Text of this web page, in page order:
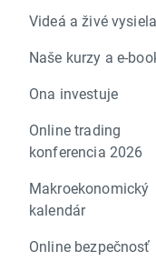
Videá a živé
Naše kurzy a e-
Ona investuje
Online trading
konferencia 2026
Makroekonomický
kalendár
Online bezpečnosť